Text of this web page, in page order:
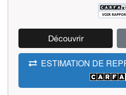
Découvrir
ESTIMATION DE